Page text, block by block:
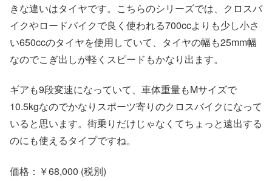
きな違いはタイヤです。こちらのシリーズでは、クロスバ
イクやロードバイクで良く使われる700ccよりも少し小さ
い650ccのタイヤを使用していて、タイヤの幅も25mm幅
なのでこぎ出しが軽くスピードもかなり出ます。
ギアも9段変速になっていて、車体重量もMサイズで
10.5kgなのでかなりスポーツ寄りのクロスバイクになって
いると思います。街乗りだけじゃなくてちょっと遠出する
のにも使えるタイプですね。
価格：￥68,000 (税別)